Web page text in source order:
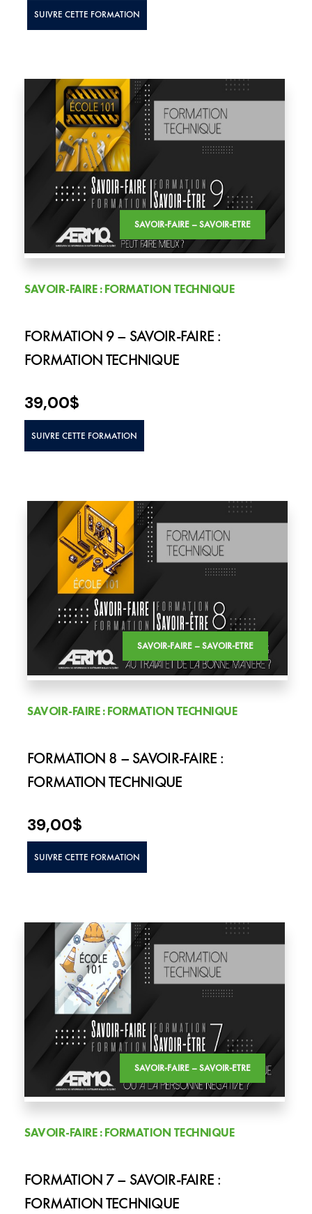
SUIVRE CETTE FORMATION
SAVOIR-FAIRE – SAVOIR-ETRE
SAVOIR-FAIRE : FORMATION TECHNIQUE
FORMATION 9 – SAVOIR-FAIRE :
FORMATION TECHNIQUE
39,00$
SUIVRE CETTE FORMATION
SAVOIR-FAIRE – SAVOIR-ETRE
SAVOIR-FAIRE : FORMATION TECHNIQUE
FORMATION 8 – SAVOIR-FAIRE :
FORMATION TECHNIQUE
39,00$
SUIVRE CETTE FORMATION
SAVOIR-FAIRE – SAVOIR-ETRE
SAVOIR-FAIRE : FORMATION TECHNIQUE
FORMATION 7 – SAVOIR-FAIRE :
FORMATION TECHNIQUE